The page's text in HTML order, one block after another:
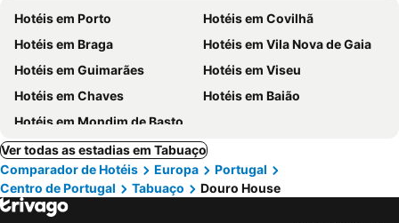
Hotéis em Porto
Hotéis em Covilhã
Hotéis em Braga
Hotéis em Vila Nova de Gaia
Hotéis em Guimarães
Hotéis em Viseu
Hotéis em Chaves
Hotéis em Baião
Hotéis em Mondim de Basto
Ver todas as estadias em Tabuaço
Comparador de Hotéis
Europa
Portugal
Centro de Portugal
Tabuaço Douro House